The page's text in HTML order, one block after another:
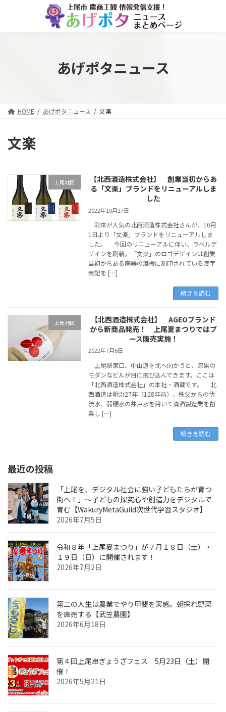
あげポタニュース
HOME あげポタニュース 文楽
文楽
上尾地区
【北西酒造株式会社】 創業当初からあ
る「文楽」ブランドをリニューアルしま
した
2022年10月27日
彩來が人気の北西酒造株式会社さんが、10月
1日より「文楽」ブランドをリニューアルしま
した。 今回のリニューアルに伴い、ラベルデ
ザインを刷新。「文楽」のロゴデザインは創業
当初からある陶器の酒樽に刻印されている漢字
表記を […]
続きを読む
上尾地区
【北西酒造株式会社】 AGEOブランド
から新商品発売！ 上尾夏まつりではブ
ース販売実施！
2022年7月6日
上尾駅東口、中山道を北へ向かうと、漆黒の
モダンなビルが目に飛び込んできます。ここは
「北西酒造株式会社」の本社・酒蔵です。 北
西酒造は明治27年（128年前）、秩父からの伏
流水、弱硬水の井戸水を用いて清酒製造業を創
業し […]
続きを読む
最近の投稿
「上尾を、デジタル社会に強い子どもたちが育つ
街へ！」〜子どもの探究心や創造力をデジタルで
育む【WakuryMetaGuild次世代学習スタジオ】
2026年7月5日
令和８年「上尾夏まつり」が７月１８日（土）・
１９日（日）に開催されます！
2026年7月2日
第二の人生は農業でやり甲斐を実感。朝採れ野菜
を直売する【武笠農園】
2026年6月18日
第４回上尾串ぎょうざフェス 5月23日（土）開
催！
2026年5月21日